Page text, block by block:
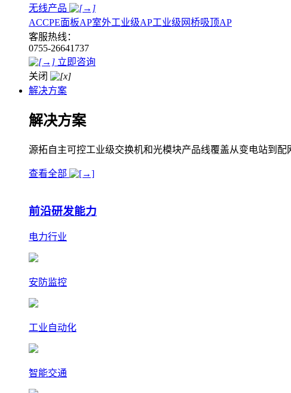
无线产品
ACCPE面板AP室外工业级AP工业级网桥吸顶AP
客服热线：
0755-26641737
立即咨询
关闭
解决方案
解决方案
源拓自主可控工业级交换机和光模块产品线覆盖从变电站到
查看全部
前沿研发能力
电力行业
安防监控
工业自动化
智能交通